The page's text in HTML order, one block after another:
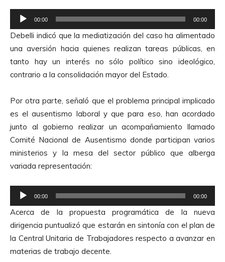
r
e
A
u
d
o
e
p
r
o
d
c
t
o
r
d
e
A
d
i
o
00:00 00:00
Debelli indicó que la mediatización del caso ha alimentado
una aversión hacia quienes realizan tareas públicas, en
tanto hay un interés no sólo político sino ideológico,
contrario a la consolidación mayor del Estado.
Por otra parte, señaló que el problema principal implicado
es el ausentismo laboral y que para eso, han acordado
junto al gobierno realizar un acompañamiento llamado
Comité Nacional de Ausentismo donde participan varios
ministerios y la mesa del sector público que alberga
variada representación:
e
p
r
o
d
00:00 00:00
Acerca de la propuesta programática de la nueva
dirigencia puntualizó que estarán en sintonía con el plan de
la Central Unitaria de Trabajadores respecto a avanzar en
materias de trabajo decente.